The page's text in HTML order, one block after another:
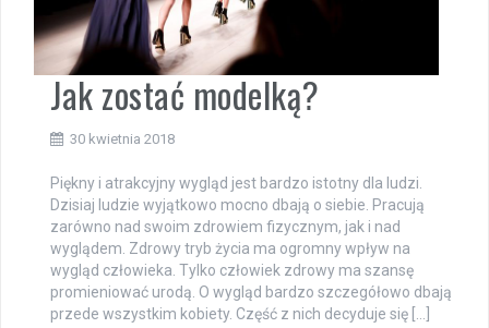
Jak zostać modelką?
30 kwietnia 2018
Piękny i atrakcyjny wygląd jest bardzo istotny dla ludzi.
Dzisiaj ludzie wyjątkowo mocno dbają o siebie. Pracują
zarówno nad swoim zdrowiem fizycznym, jak i nad
wyglądem. Zdrowy tryb życia ma ogromny wpływ na
wygląd człowieka. Tylko człowiek zdrowy ma szansę
promieniować urodą. O wygląd bardzo szczegółowo dbają
przede wszystkim kobiety. Część z nich decyduje się […]